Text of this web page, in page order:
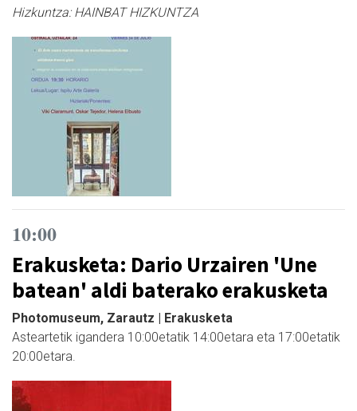
Hizkuntza:HAINBAT HIZKUNTZA
10:00
Erakusketa: Dario Urzairen 'Une
batean' aldi baterako erakusketa
Photomuseum, Zarautz | Erakusketa
Asteartetik igandera 10:00etatik 14:00etara eta 17:00etatik
20:00etara.